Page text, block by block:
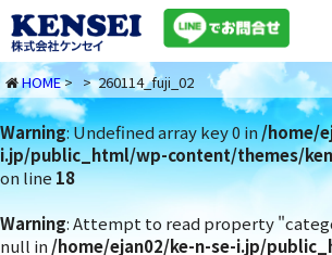
HOME> > 260114_fuji_02
Warning: Undefined array key 0 in/home/
i.jp/public_html/wp-content/themes/
on line18
Warning: Attempt to read property
null in /home/ejan02/ke-n-se-i.jp/